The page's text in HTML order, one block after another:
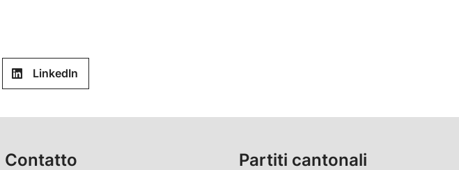
LinkedIn
Contatto Partiti cantonali